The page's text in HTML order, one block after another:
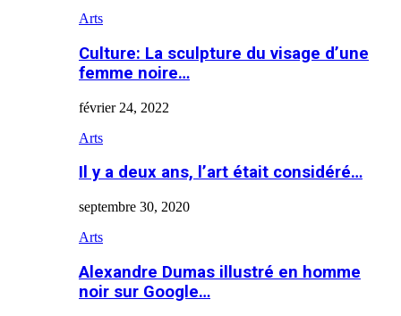
Arts
Culture: La sculpture du visage d’une
femme noire…
février 24, 2022
Arts
Il y a deux ans, l’art était considéré…
septembre 30, 2020
Arts
Alexandre Dumas illustré en homme
noir sur Google…